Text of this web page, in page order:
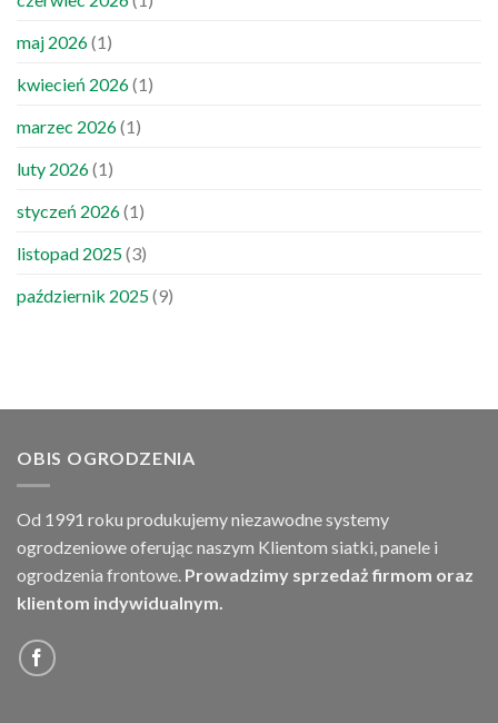
maj 2026(1)
kwiecień 2026(1)
marzec 2026(1)
luty 2026(1)
styczeń 2026(1)
listopad 2025(3)
październik 2025(9)
OBIS OGRODZENIA
Od 1991 roku produkujemy niezawodne systemy
ogrodzeniowe oferując naszym Klientom siatki, panele i
ogrodzenia frontowe. Prowadzimy sprzedaż firmom oraz
klientom indywidualnym.